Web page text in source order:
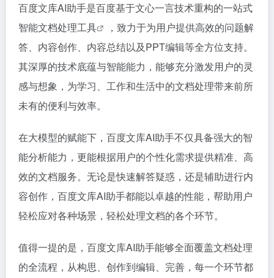
百度文库AI助手是百度基于文心一言技术重构的一站式
智能文档处理工具
，致力于为用户提供高效的问题解
答、内容创作、内容总结以及PPT编辑等全方位支持。
其深厚的技术底蕴与智能能力，能够充分激发用户的灵
感与想象，为学习、工作和生活中的文档处理带来前所
未有的便利与效率。
在大模型的赋能下，百度文库AI助手不仅具备强大的智
能分析能力，更能根据用户的个性化需求提供精准、高
效的文档服务。无论是快速解答疑惑，还是辅助进行内
容创作，百度文库AI助手都能以卓越的性能，帮助用户
轻松应对各种场景，轻松处理文档的各个环节。
值得一提的是，百度文库AI助手能够全面覆盖文档处理
的全流程，从构思、创作到编辑、完善，每一个环节都